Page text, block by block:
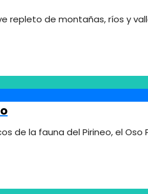
repleto de montañas, ríos y
de la fauna del Pirineo, el Oso